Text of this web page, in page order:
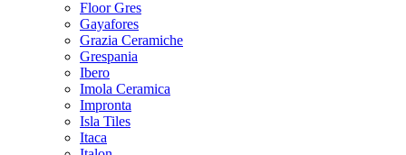
Floor Gres
Gayafores
Grazia Ceramiche
Grespania
Ibero
Imola Ceramica
Impronta
Isla Tiles
Itaca